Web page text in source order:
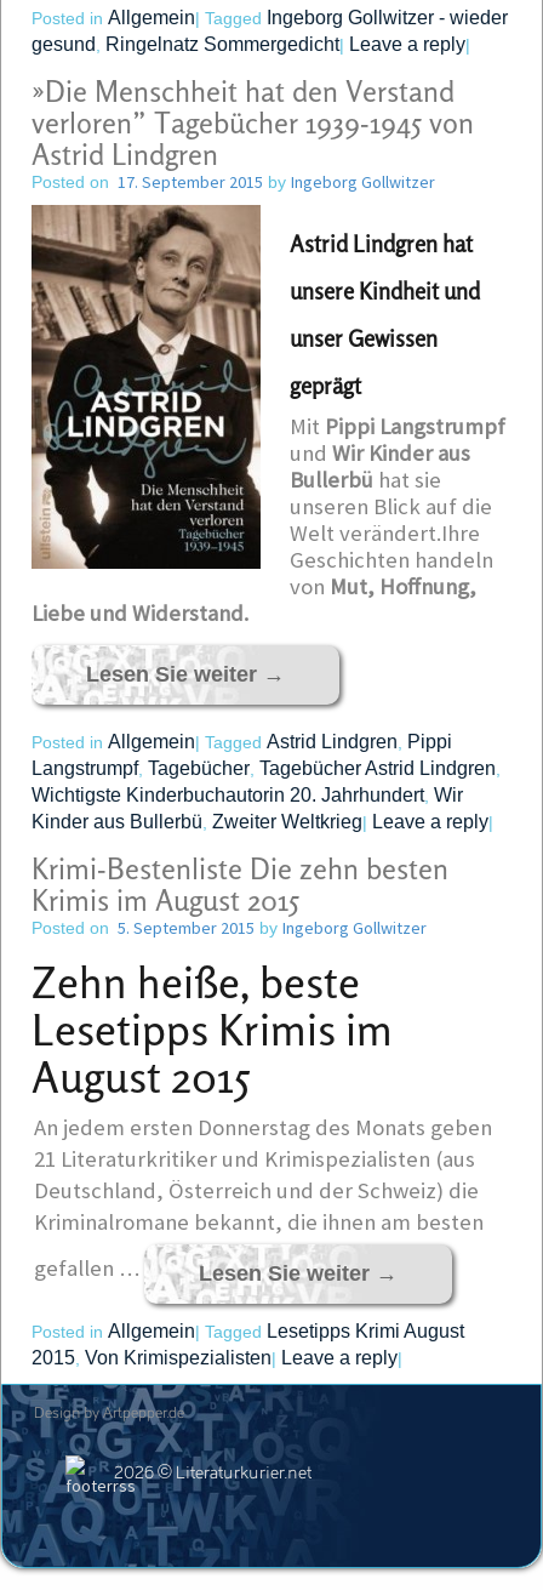
Posted in Allgemein| Tagged
Ingeborg Gollwitzer - wieder
gesund
Ringelnatz Sommergedicht| Leave a reply|
»Die Menschheit hat den Verstand
verloren” Tagebücher 1939-1945 von
Astrid Lindgren
Posted on 17. September 2015 by Ingeborg Gollwitzer
Astrid Lindgren hat
unsere Kindheit und
unser Gewissen
geprägt
Mit Pippi Langstrumpf
und Wir Kinder aus
Bullerbü hat sie
unseren Blick auf die
Welt verändert.Ihre
Geschichten handeln
von Mut, Hoffnung,
Liebe und Widerstand.
Lesen Sie weiter →
Posted in Allgemein| Tagged Astrid Lindgren
Pippi
Langstrumpf, Tagebücher Tagebücher Astrid Lindgren
Wichtigste Kinderbuchautorin 20. Jahrhundert, Wir
Kinder aus Bullerbü Zweiter Weltkrieg| Leave a reply|
Krimi-Bestenliste Die zehn besten
Krimis im August 2015
Posted on 5. September 2015 by Ingeborg Gollwitzer
Zehn heiße, beste
Lesetipps Krimis im
August 2015
An jedem ersten Donnerstag des Monats geben
21 Literaturkritiker und Krimispezialisten (aus
Deutschland, Österreich und der Schweiz) die
Kriminalromane bekannt, die ihnen am besten
gefallen …
Lesen Sie weiter →
Posted in Allgemein| Tagged Lesetipps Krimi August
2015 Von Krimispezialisten| Leave a reply|
2026 © Literaturkurier.net
Design by Artpepper.de